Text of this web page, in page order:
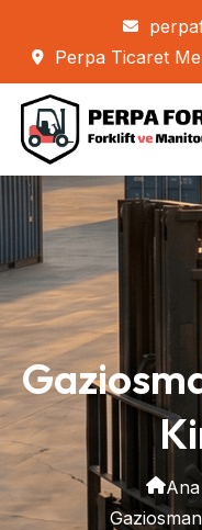
Perpa Ticaret